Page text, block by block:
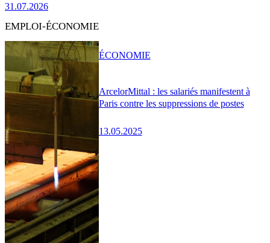
31.07.2026
EMPLOI-ÉCONOMIE
ArcelorMittal : les salariés manifestent à
Paris contre les suppressions de postes
13.05.2025
ÉCONOMIE